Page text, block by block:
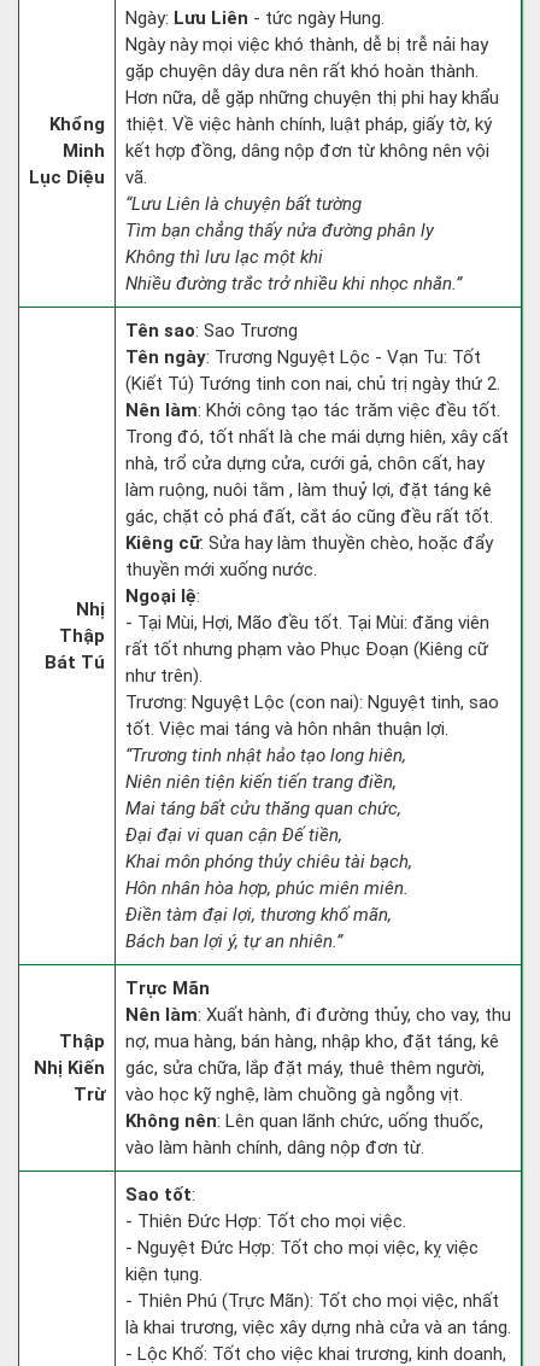
Khổng
Minh
Lục Diệu
Ngày: Lưu Liên - tức ngày Hung.
Ngày này mọi việc khó thành, dễ bị trễ nải hay
gặp chuyện dây dưa nên rất khó hoàn thành.
Hơn nữa, dễ gặp những chuyện thị phi hay khẩu
thiệt. Về việc hành chính, luật pháp, giấy tờ, ký
kết hợp đồng, dâng nộp đơn từ không nên vội
vã.
“Lưu Liên là chuyện bất tường
Tìm bạn chẳng thấy nửa đường phân ly
Không thì lưu lạc một khi
Nhiều đường trắc trở nhiều khi nhọc nhằn.”
Nhị
Thập
Bát Tú
Tên sao: Sao Trương
Tên ngày: Trương Nguyệt Lộc - Vạn Tu: Tốt
(Kiết Tú) Tướng tinh con nai, chủ trị ngày thứ 2.
Nên làm: Khởi công tạo tác trăm việc đều tốt.
Trong đó, tốt nhất là che mái dựng hiên, xây cất
nhà, trổ cửa dựng cửa, cưới gả, chôn cất, hay
làm ruộng, nuôi tằm , làm thuỷ lợi, đặt táng kê
gác, chặt cỏ phá đất, cắt áo cũng đều rất tốt.
Kiêng cữ: Sửa hay làm thuyền chèo, hoặc đẩy
thuyền mới xuống nước.
Ngoại lệ:
- Tại Mùi, Hợi, Mão đều tốt. Tại Mùi: đăng viên
rất tốt nhưng phạm vào Phục Đoạn (Kiêng cữ
như trên).
Trương: Nguyệt Lộc (con nai): Nguyệt tinh, sao
tốt. Việc mai táng và hôn nhân thuận lợi.
“Trương tinh nhật hảo tạo long hiên,
Niên niên tiện kiến tiến trang điền,
Mai táng bất cửu thăng quan chức,
Đại đại vi quan cận Đế tiền,
Khai môn phóng thủy chiêu tài bạch,
Hôn nhân hòa hợp, phúc miên miên.
Điền tàm đại lợi, thương khố mãn,
Bách ban lợi ý, tự an nhiên.”
Thập
Nhị Kiến
Trừ
Trực Mãn
Nên làm: Xuất hành, đi đường thủy, cho vay, thu
nợ, mua hàng, bán hàng, nhập kho, đặt táng, kê
gác, sửa chữa, lắp đặt máy, thuê thêm người,
vào học kỹ nghệ, làm chuồng gà ngỗng vịt.
Không nên: Lên quan lãnh chức, uống thuốc,
vào làm hành chính, dâng nộp đơn từ.
Sao tốt:
- Thiên Đức Hợp: Tốt cho mọi việc.
- Nguyệt Đức Hợp: Tốt cho mọi việc, kỵ việc
kiện tụng.
- Thiên Phú (Trực Mãn): Tốt cho mọi việc, nhất
là khai trương, việc xây dựng nhà cửa và an táng.
- Lộc Khố: Tốt cho việc khai trương, kinh doanh,